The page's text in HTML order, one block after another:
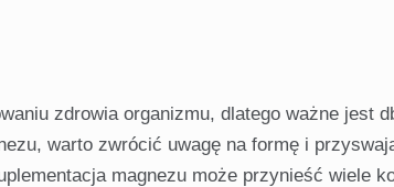
zdrowia organizmu, dlatego ważne jest
warto zwrócić uwagę na formę i
magnezu może przynieść wiele